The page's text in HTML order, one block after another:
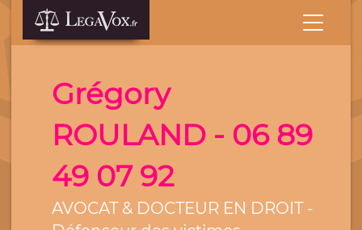
Grégory
ROULAND - 06 89
49 07 92
AVOCAT & DOCTEUR EN DROIT -